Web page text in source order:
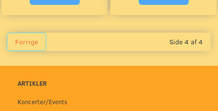
Forrige Side 4 af 4
ARTIKLER
Koncerter/Events